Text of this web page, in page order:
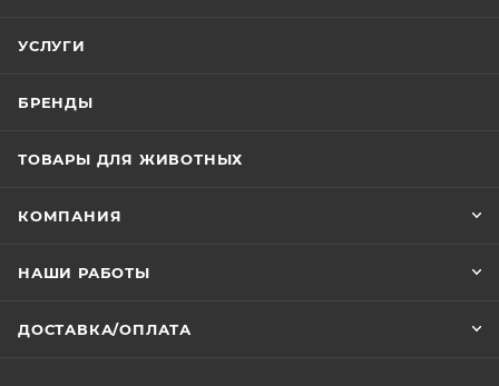
УСЛУГИ
БРЕНДЫ
ТОВАРЫ ДЛЯ ЖИВОТНЫХ
КОМПАНИЯ
НАШИ РАБОТЫ
ДОСТАВКА/ОПЛАТА